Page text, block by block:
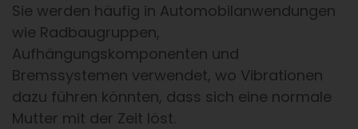
Sie werden häufig in Automobilanwendungen
wie Radbaugruppen,
Aufhängungskomponenten und
Bremssystemen verwendet, wo Vibrationen
dazu führen könnten, dass sich eine normale
Mutter mit der Zeit löst.